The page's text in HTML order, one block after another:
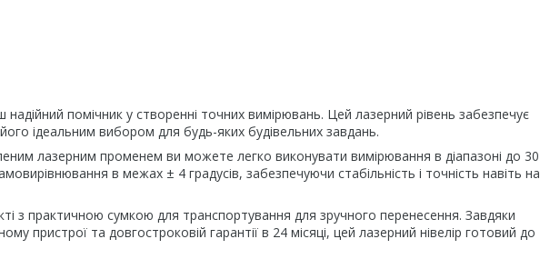
надійний помічник у створенні точних вимірювань. Цей лазерний рівень забезпечує
ідеальним вибором для будь-яких будівельних завдань.
лазерним променем ви можете легко виконувати вимірювання в діапазоні до 30
в межах ± 4 градусів, забезпечуючи стабільність і точність навіть на
з практичною сумкою для транспортування для зручного перенесення. Завдяки
пристрої та довгостроковій гарантії в 24 місяці, цей лазерний нівелір готовий до